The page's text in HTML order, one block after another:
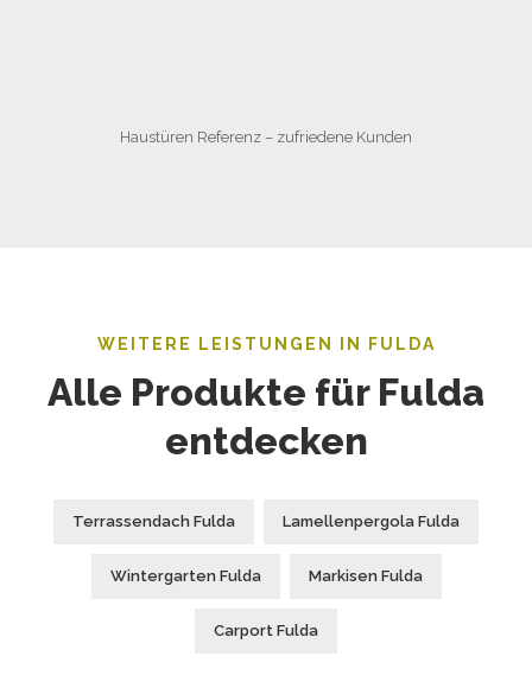
Haustüren Referenz – zufriedene Kunden
WEITERE LEISTUNGEN IN FULDA
Alle Produkte für Fulda
entdecken
Terrassendach Fulda Lamellenpergola Fulda
Wintergarten Fulda Markisen Fulda
Carport Fulda